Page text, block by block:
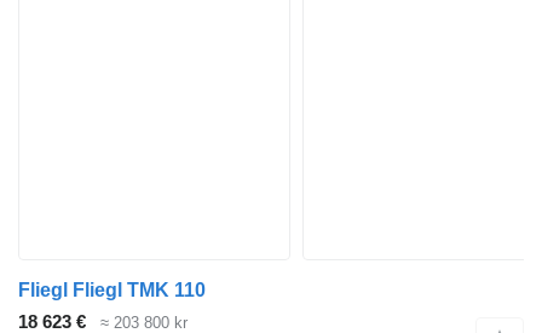
Fliegl Fliegl TMK 110
18 623 €
≈ 203 800 kr